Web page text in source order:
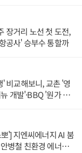
장거리 노선 첫 도전,
공사' 승부수 통할까
비교해보니, 교촌 '영
개발'·BBQ '원가 부
'] 지엔씨에너지 AI 붐
병철 친환경 에너지